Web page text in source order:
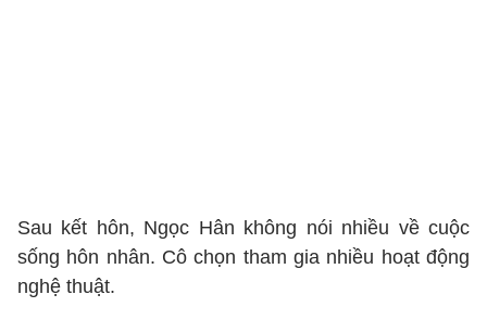
Sau kết hôn, Ngọc Hân không nói nhiều về cuộc
sống hôn nhân. Cô chọn tham gia nhiều hoạt động
nghệ thuật.